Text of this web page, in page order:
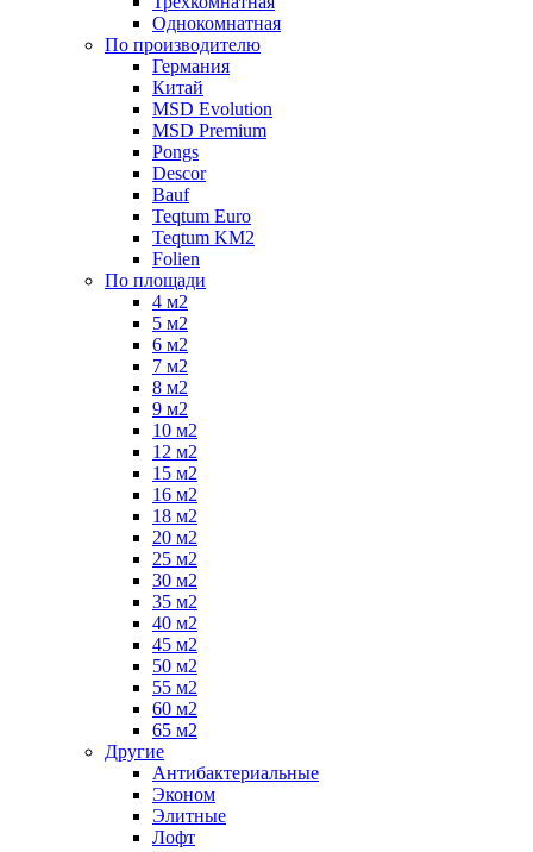
Однокомнатная
По производителю
Германия
Китай
MSD Evolution
MSD Premium
Pongs
Descor
Bauf
Teqtum Euro
Teqtum KM2
Folien
По площади
4 м2
5 м2
6 м2
7 м2
8 м2
9 м2
10 м2
12 м2
15 м2
16 м2
18 м2
20 м2
25 м2
30 м2
35 м2
40 м2
45 м2
50 м2
55 м2
60 м2
65 м2
Другие
Антибактериальные
Эконом
Элитные
Лофт